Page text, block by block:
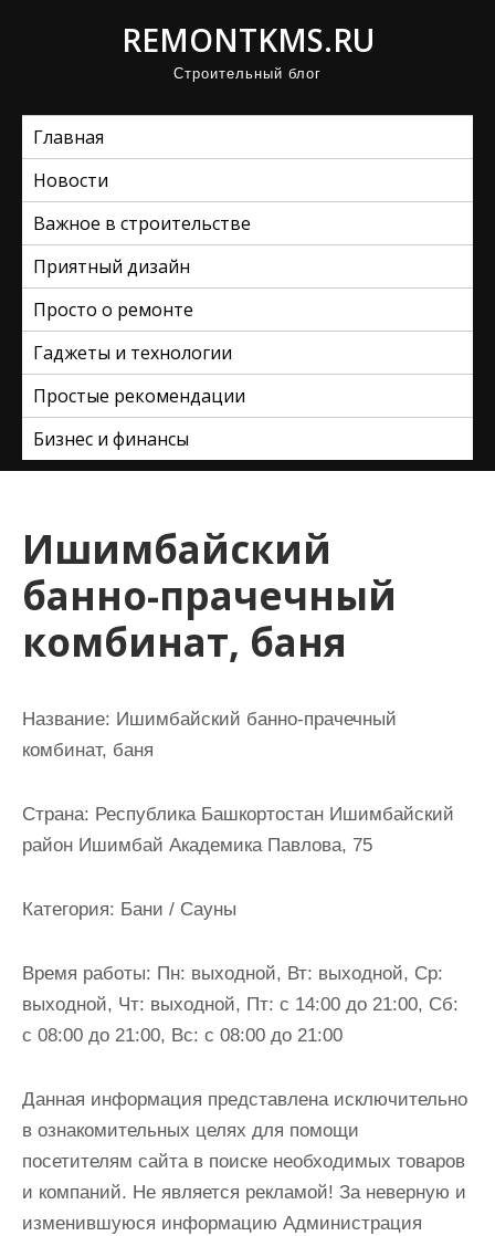
REMONTKMS.RU
Строительный блог
Главная
Новости
Важное в строительстве
Приятный дизайн
Просто о ремонте
Гаджеты и технологии
Простые рекомендации
Бизнес и финансы
Ишимбайский
банно-прачечный
комбинат, баня
Название: Ишимбайский банно-прачечный
комбинат, баня
Страна: Республика Башкортостан Ишимбайский
район Ишимбай Академика Павлова, 75
Категория: Бани / Сауны
Время работы: Пн: выходной, Вт: выходной, Ср:
выходной, Чт: выходной, Пт: с 14:00 до 21:00, Сб:
с 08:00 до 21:00, Вс: с 08:00 до 21:00
Данная информация представлена исключительно
в ознакомительных целях для помощи
посетителям сайта в поиске необходимых товаров
и компаний. Не является рекламой! За неверную и
изменившуюся информацию Администрация